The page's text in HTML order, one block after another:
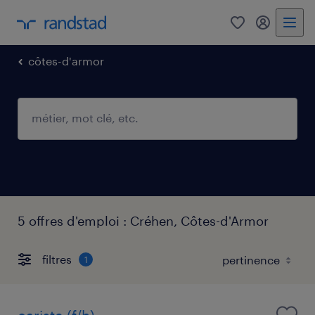
0 mon
côtes-d'armor
5 offres d'emploi : Créhen, Côtes-d'Armor
filtres 1